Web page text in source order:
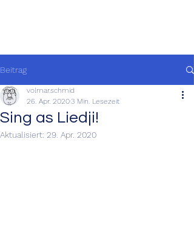
Beitrag
Sing as Liedji!
volmar.schmid
26. Apr. 20203 Min. Lesezeit
Aktualisiert: 29. Apr. 2020